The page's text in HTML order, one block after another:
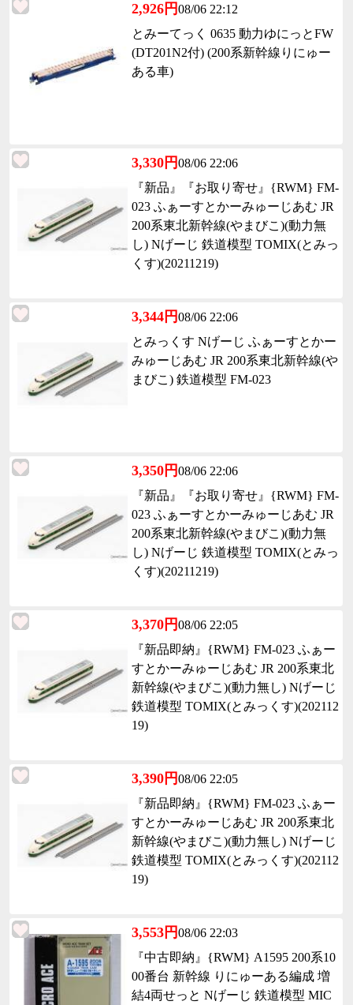
2,926円08/06 22:12
とみーてっく 0635 動力ゆにっとFW
(DT201N2付) (200系新幹線りにゅー
ある車)
3,330円08/06 22:06
『新品』『お取り寄せ』{RWM} FM-
023 ふぁーすとかーみゅーじあむ JR
200系東北新幹線(やまびこ)(動力無
し) Nげーじ 鉄道模型 TOMIX(とみっ
くす)(20211219)
3,344円08/06 22:06
とみっくす Nげーじ ふぁーすとかー
みゅーじあむ JR 200系東北新幹線(や
まびこ) 鉄道模型 FM-023
3,350円08/06 22:06
『新品』『お取り寄せ』{RWM} FM-
023 ふぁーすとかーみゅーじあむ JR
200系東北新幹線(やまびこ)(動力無
し) Nげーじ 鉄道模型 TOMIX(とみっ
くす)(20211219)
3,370円08/06 22:05
『新品即納』{RWM} FM-023 ふぁー
すとかーみゅーじあむ JR 200系東北
新幹線(やまびこ)(動力無し) Nげーじ
鉄道模型 TOMIX(とみっくす)(202112
19)
3,390円08/06 22:05
『新品即納』{RWM} FM-023 ふぁー
すとかーみゅーじあむ JR 200系東北
新幹線(やまびこ)(動力無し) Nげーじ
鉄道模型 TOMIX(とみっくす)(202112
19)
3,553円08/06 22:03
『中古即納』{RWM} A1595 200系10
00番台 新幹線 りにゅーある編成 増
結4両せっと Nげーじ 鉄道模型 MIC